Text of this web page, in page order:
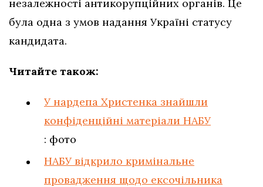
незалежності антикорупційних органів. Це
була одна з умов надання Україні статусу
кандидата.
Читайте також:
У нардепа Христенка знайшли
конфіденційні матеріали НАБУ
: фото
НАБУ відкрило кримінальне
провадження щодо ексочільника